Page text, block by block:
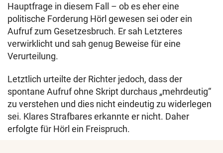
Hauptfrage in diesem Fall – ob es eher eine
politische Forderung Hörl gewesen sei oder ein
Aufruf zum Gesetzesbruch. Er sah Letzteres
verwirklicht und sah genug Beweise für eine
Verurteilung.
Letztlich urteilte der Richter jedoch, dass der
spontane Aufruf ohne Skript durchaus „mehrdeutig“
zu verstehen und dies nicht eindeutig zu widerlegen
sei. Klares Strafbares erkannte er nicht. Daher
erfolgte für Hörl ein Freispruch.